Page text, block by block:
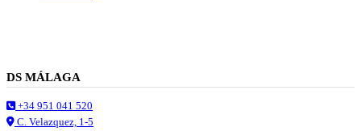
DS MÁLAGA
+34 951 041 520
C. Velazquez, 1-5